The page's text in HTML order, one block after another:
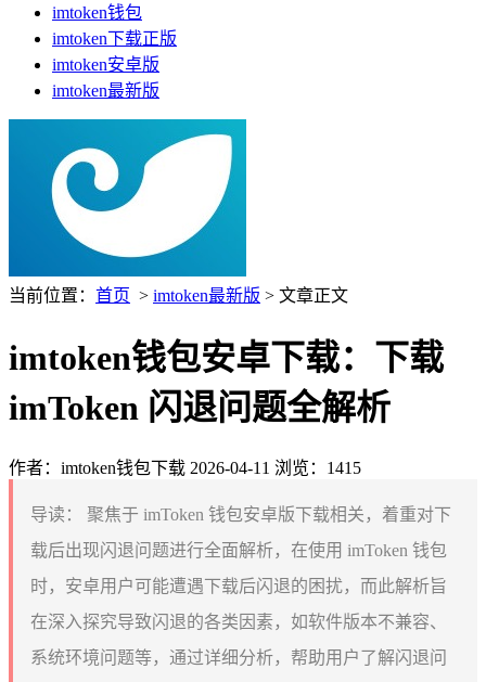
imtoken钱包
imtoken下载正版
imtoken安卓版
imtoken最新版
当前位置： 首页 > imtoken最新版 > 文章正文
imtoken钱包安卓下载：下载
imToken 闪退问题全解析
作者：imtoken钱包下载 2026-04-11 浏览：1415
导读：
聚焦于 imToken 钱包安卓版下载相关，着重对下
载后出现闪退问题进行全面解析，在使用 imToken 钱包
时，安卓用户可能遭遇下载后闪退的困扰，而此解析旨
在深入探究导致闪退的各类因素，如软件版本不兼容、
系统环境问题等，通过详细分析，帮助用户了解闪退问